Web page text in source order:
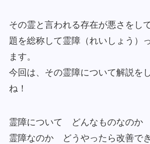
その霊と言われる存在が悪さをし
題を総称して霊障（れいしょう）
ます。
今回は、その霊障について解説を
ね！
霊障について どんなものなのか
霊障なのか どうやったら改善で